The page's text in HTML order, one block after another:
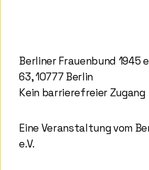
Berliner Frauenbund 1945
63, 10777 Berlin
Kein barrierefreier Zugang
Eine Veranstaltung vom
e.V.